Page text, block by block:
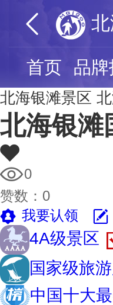
首页 品
北海银滩景区
北海银滩
0
赞数： 0
我要认领
4A级景区
国家级旅
中国十大